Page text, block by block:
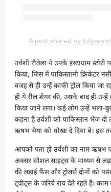
A post shared by
उर्वशी रौतेला ने उनके इंस्टाग्राम
किया, जिस में पाकिस्तानी क्रिकेटर
वजह से ही उन्हें काफी ट्रोल किया जा
ही ये रील शेयर की, उसके बाद ही उन्हें
किया जाने लगा। कई लोग उन्हें भला-
कहना है उर्वशी को पाकिस्तान भेज दो
ऋषभ भैया को धोखा दे दिया बे। इस
आपको पता हो उर्वशी का नाम
अक्सर सोशल साइट्स के माध्यम से
की लड़ाई फैंस और ट्रोलर्स दोनों को
ट्वीट्स के जरिये राय देते रहते हैं।